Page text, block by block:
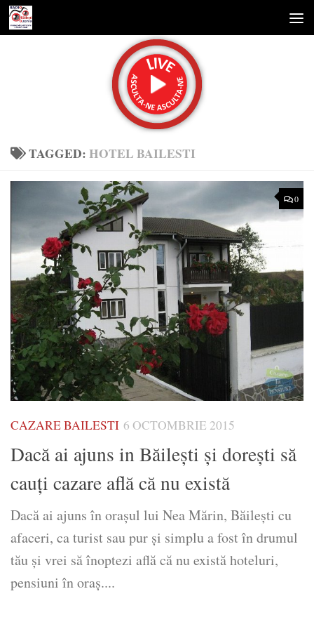
Skip to content
TAGGED:HOTEL BAILESTI
0
CAZARE BAILESTI 6 OCTOMBRIE 2015
Dacă ai ajuns in Băileşti şi doreşti să
cauţi cazare află că nu există
Dacă ai ajuns în oraşul lui Nea Mărin, Băileşti cu
afaceri, ca turist sau pur şi simplu a fost în drumul
tău şi vrei să înoptezi află că nu există hoteluri,
pensiuni în oraş....